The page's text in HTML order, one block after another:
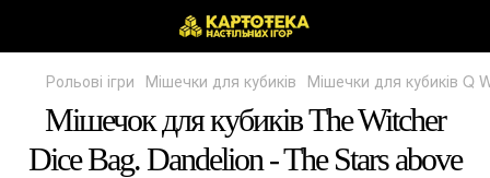
Рольові ігри Мішечки для кубиків Мішечки для кубиків Q
Мішечок для кубиків The Witcher
Dice Bag. Dandelion - The Stars above